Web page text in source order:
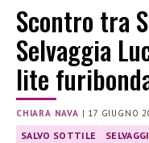
Scontro tra
Selvaggia
lite
CHIARA NAVA | 17 GIUGNO
SALVO SOTTILE